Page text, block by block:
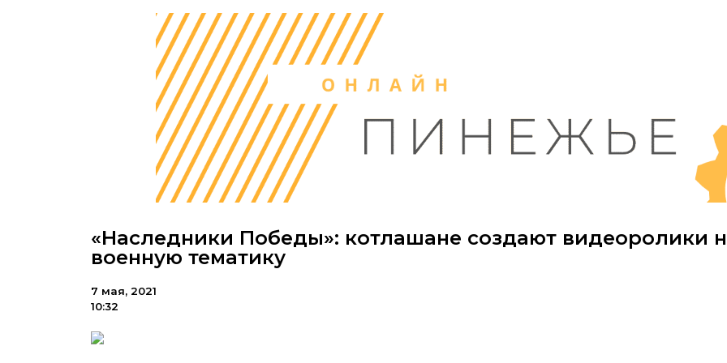
«Наследники Победы»: котлашане создают видеоролики
военную тематику
7 мая, 2021
10:32